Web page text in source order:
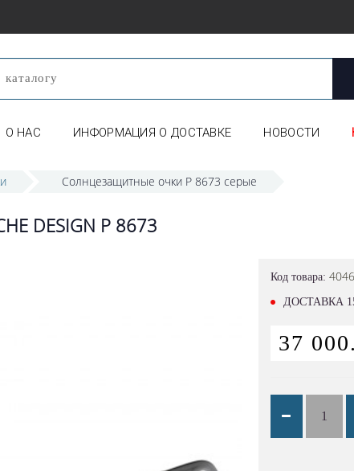
О НАС ИНФОРМАЦИЯ О ДОСТАВКЕ НОВОСТИ
Солнцезащитные очки P 8673 серые
DESIGN P 8673
Код товара:
ДОСТАВКА
37